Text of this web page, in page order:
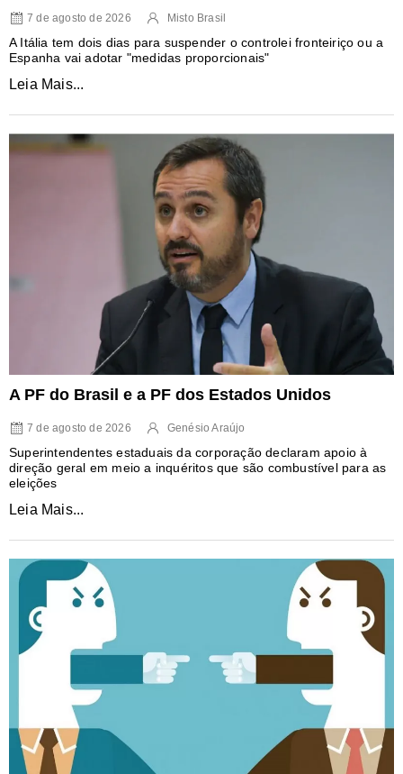
7 de agosto de 2026 Misto Brasil
A Itália tem dois dias para suspender o controlei fronteiriço ou a
Espanha vai adotar "medidas proporcionais"
Leia Mais...
A PF do Brasil e a PF dos Estados Unidos
7 de agosto de 2026 Genésio Araújo
Superintendentes estaduais da corporação declaram apoio à
direção geral em meio a inquéritos que são combustível para as
eleições
Leia Mais...